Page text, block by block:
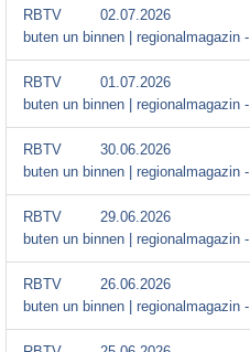
RBTV
02.07.2026
buten un binnen | regionalmagazin -
RBTV
01.07.2026
buten un binnen | regionalmagazin -
RBTV
30.06.2026
buten un binnen | regionalmagazin -
RBTV
29.06.2026
buten un binnen | regionalmagazin -
RBTV
26.06.2026
buten un binnen | regionalmagazin -